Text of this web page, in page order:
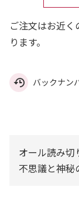
ご注文はお近
ります。
バックナン
オール読み切
不思議と神秘